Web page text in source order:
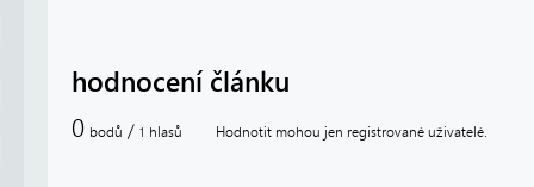
hodnocení článku
0 bodů / 1 hlasů Hodnotit mohou jen registrované uživatelé.